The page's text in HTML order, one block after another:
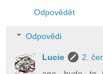
Odpovědět
Odpovědi
Lucie
2.